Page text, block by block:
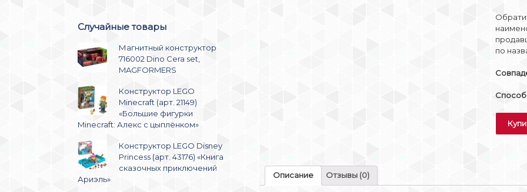
по
Описание Отзывы (0)
Случайные товары
Магнитный конструктор
716002 Dino Cera set,
MAGFORMERS
Конструктор LEGO
Mineсraft (арт. 21149)
«Большие фигурки
Minecraft: Алекс с цыплёнком»
Конструктор LEGO Disney
Princess (арт. 43176) «Книга
сказочных приключений
Ариэль»